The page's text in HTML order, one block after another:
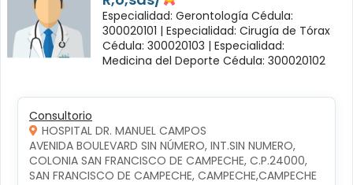
Especialidad: Gerontología Cédula:
300020101 | Especialidad: Cirugía de Tórax
Cédula: 300020103 | Especialidad:
Medicina del Deporte Cédula: 300020102
Consultorio
HOSPITAL DR. MANUEL CAMPOS
AVENIDA BOULEVARD SIN NÚMERO, INT.SIN NUMERO,
COLONIA SAN FRANCISCO DE CAMPECHE, C.P.24000,
SAN FRANCISCO DE CAMPECHE, CAMPECHE,CAMPECHE